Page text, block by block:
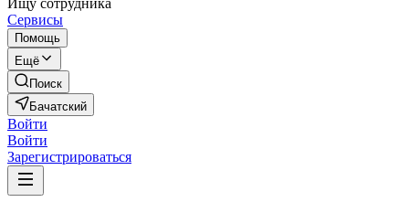
Ищу сотрудника
Сервисы
Помощь
Ещё
Поиск
Бачатский
Войти
Войти
Зарегистрироваться